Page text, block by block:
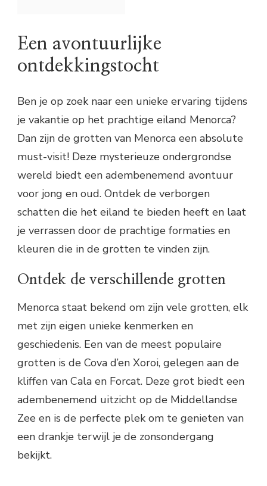
Een avontuurlijke
ontdekkingstocht
Ben je op zoek naar een unieke ervaring tijdens
je vakantie op het prachtige eiland Menorca?
Dan zijn de grotten van Menorca een absolute
must-visit! Deze mysterieuze ondergrondse
wereld biedt een adembenemend avontuur
voor jong en oud. Ontdek de verborgen
schatten die het eiland te bieden heeft en laat
je verrassen door de prachtige formaties en
kleuren die in de grotten te vinden zijn.
Ontdek de verschillende grotten
Menorca staat bekend om zijn vele grotten, elk
met zijn eigen unieke kenmerken en
geschiedenis. Een van de meest populaire
grotten is de Cova d’en Xoroi, gelegen aan de
kliffen van Cala en Forcat. Deze grot biedt een
adembenemend uitzicht op de Middellandse
Zee en is de perfecte plek om te genieten van
een drankje terwijl je de zonsondergang
bekijkt.